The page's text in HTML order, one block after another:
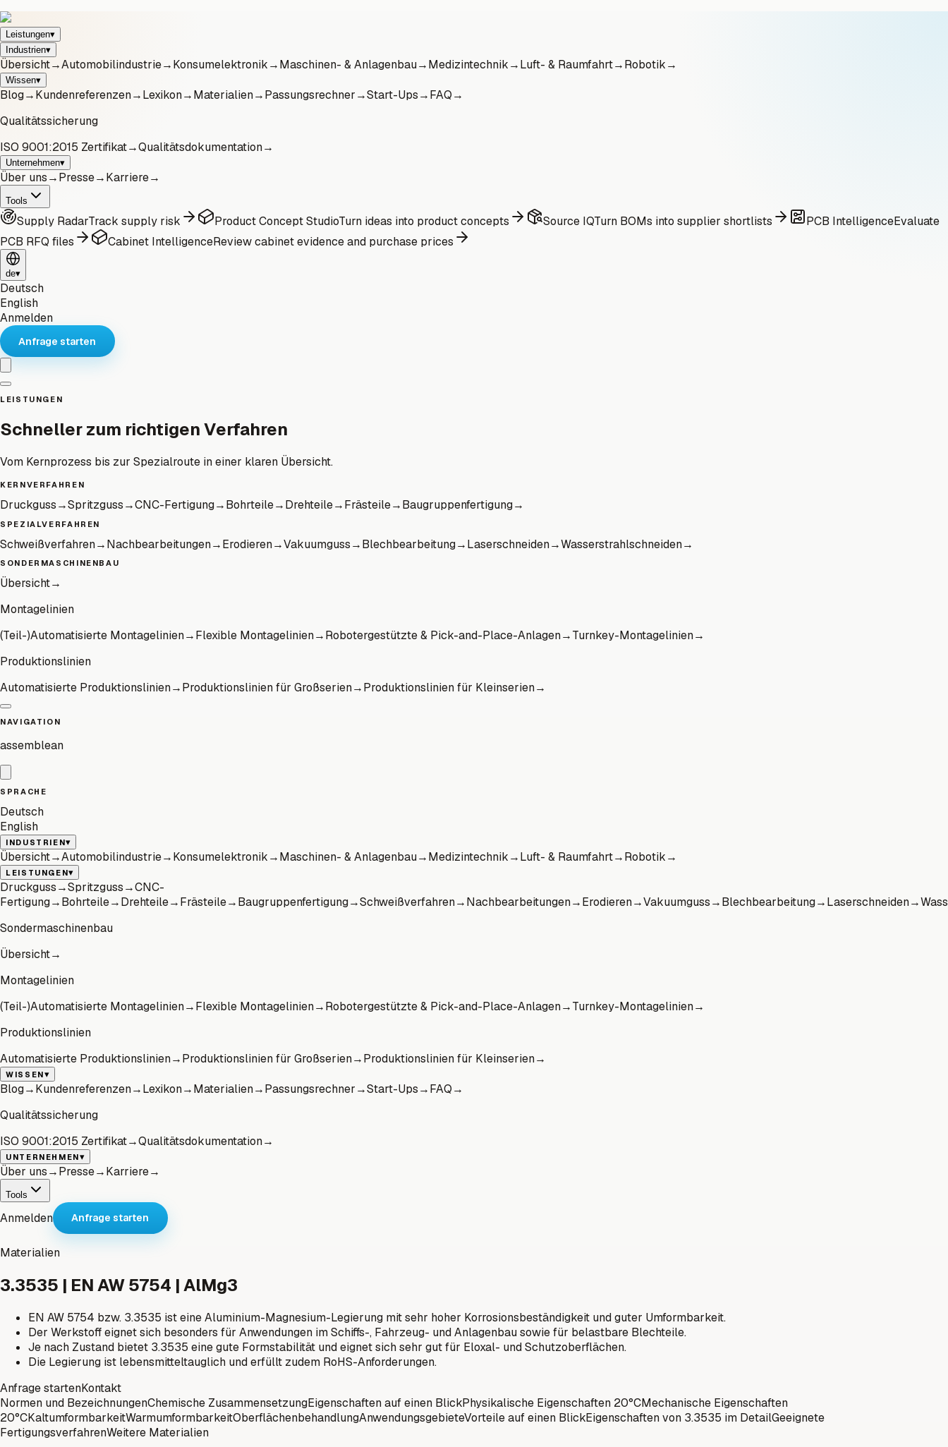
Leistungen▾
Industrien▾
Übersicht→Automobilindustrie→Konsumelektronik→Maschinen- & Anlagenbau→Medizintechnik→Luft- & Raumfahrt→Robotik→
Wissen▾
Blog→Kundenreferenzen→Lexikon→Materialien→Passungsrechner→Start-Ups→FAQ→
Qualitätssicherung
ISO 9001:2015 Zertifikat→Qualitätsdokumentation→
Unternehmen▾
Über uns→Presse→Karriere→
Tools
Supply RadarTrack supply risk Product Concept StudioTurn ideas into product concepts Source IQTurn BOMs into supplier shortlists PCB IntelligenceEvaluate
PCB RFQ files
Cabinet IntelligenceReview cabinet evidence and purchase prices
de▾
Deutsch
English
Anmelden
Anfrage starten
LEISTUNGEN
Schneller zum richtigen Verfahren
Vom Kernprozess bis zur Spezialroute in einer klaren Übersicht.
KERNVERFAHREN
Druckguss→Spritzguss→CNC-Fertigung→Bohrteile→Drehteile→Frästeile→Baugruppenfertigung→
SPEZIALVERFAHREN
Schweißverfahren→Nachbearbeitungen→Erodieren→Vakuumguss→Blechbearbeitung→Laserschneiden→Wasserstrahlschneiden→
SONDERMASCHINENBAU
Übersicht→
Montagelinien
(Teil-)Automatisierte Montagelinien→Flexible Montagelinien→Robotergestützte & Pick-and-Place-Anlagen→Turnkey-Montagelinien→
Produktionslinien
Automatisierte Produktionslinien→Produktionslinien für Großserien→Produktionslinien für Kleinserien→
NAVIGATION
assemblean
SPRACHE
Deutsch
English
INDUSTRIEN▾
Übersicht→Automobilindustrie→Konsumelektronik→Maschinen- & Anlagenbau→Medizintechnik→Luft- & Raumfahrt→Robotik→
LEISTUNGEN▾
Druckguss→Spritzguss→CNC-
Fertigung→Bohrteile→Drehteile→Frästeile→Baugruppenfertigung→Schweißverfahren→Nachbearbeitungen→Erodieren→Vakuumguss→Blechbearbeitung→Laserschneiden→
Sondermaschinenbau
Übersicht→
Montagelinien
(Teil-)Automatisierte Montagelinien→Flexible Montagelinien→Robotergestützte & Pick-and-Place-Anlagen→Turnkey-Montagelinien→
Produktionslinien
Automatisierte Produktionslinien→Produktionslinien für Großserien→Produktionslinien für Kleinserien→
WISSEN▾
Blog→Kundenreferenzen→Lexikon→Materialien→Passungsrechner→Start-Ups→FAQ→
Qualitätssicherung
ISO 9001:2015 Zertifikat→Qualitätsdokumentation→
UNTERNEHMEN▾
Über uns→Presse→Karriere→
Tools
Anmelden Anfrage starten
Materialien
3.3535 | EN AW 5754 | AlMg3
EN AW 5754 bzw. 3.3535 ist eine Aluminium-Magnesium-Legierung mit sehr hoher Korrosionsbeständigkeit und guter Umformbarkeit.
Der Werkstoff eignet sich besonders für Anwendungen im Schiffs-, Fahrzeug- und Anlagenbau sowie für belastbare Blechteile.
Je nach Zustand bietet 3.3535 eine gute Formstabilität und eignet sich sehr gut für Eloxal- und Schutzoberflächen.
Die Legierung ist lebensmitteltauglich und erfüllt zudem RoHS-Anforderungen.
Anfrage startenKontakt
Normen und BezeichnungenChemische ZusammensetzungEigenschaften auf einen BlickPhysikalische Eigenschaften 20°CMechanische Eigenschaften
20°CKaltumformbarkeitWarmumformbarkeitOberflächenbehandlungAnwendungsgebieteVorteile auf einen BlickEigenschaften von 3.3535 im DetailGeeignete
FertigungsverfahrenWeitere Materialien